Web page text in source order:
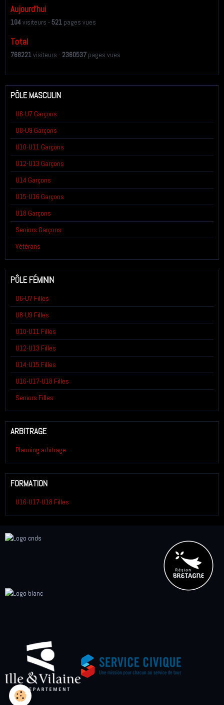
Aujourd'hui
104visiteurs -521 pages vues
Total
768221visiteurs -2360537 pages vues
PÔLE MASCULIN
U6-U7 Garçons
U8-U9 Garçons
U10-U11 Garçons
U12-U13 Garçons
U14 Garçons
U15-U16 Garçons
U18 Garçons
Seniors Garçons
Vétérans
PÔLE FÉMININ
U6-U7 Filles
U8-U9 Filles
U10-U11 Filles
U12-U13 Filles
U14-U15 Filles
U16-U17-U18 Filles
Seniors Filles
ARBITRAGE
Planning arbitrage
FORMATION
U16-U17-U18 Filles